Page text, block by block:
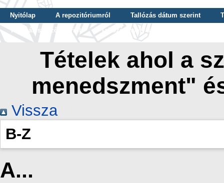
Nyitólap A repozitóriumról Tallózás dátum szerint
Tallózás szerző szerint
Tallózás nyelv szerint
Tételek ahol a
menedszment"
Vissza
B-Z
A...